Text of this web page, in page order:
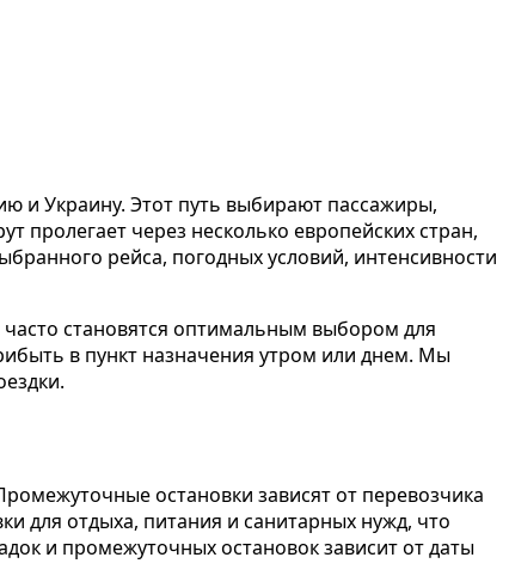
и Украину. Этот путь выбирают пассажиры,
через несколько европейских стран,
рейса, погодных условий, интенсивности
становятся оптимальным выбором для
в пункт назначения утром или днем. Мы
остановки зависят от перевозчика
для отдыха, питания и санитарных нужд, что
и промежуточных остановок зависит от даты